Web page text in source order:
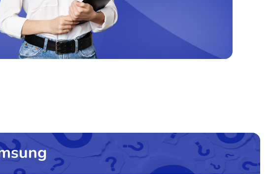
от 60 минут от 1500₽
от 60 минут
от 60 минут от 1200₽
от 60 минут от 1000₽